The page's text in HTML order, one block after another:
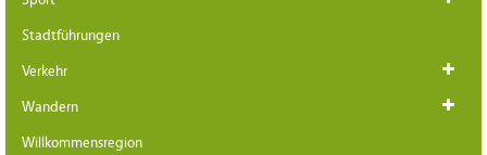
Stadtführungen
Verkehr
Wandern
Willkommensregion